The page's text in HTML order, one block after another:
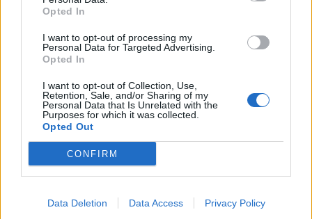
Opted In
I want to opt-out of processing my
Personal Data for Targeted Advertising.
Opted In
I want to opt-out of Collection, Use,
Retention, Sale, and/or Sharing of my
Personal Data that Is Unrelated with the
Purposes for which it was collected.
Opted Out
CONFIRM
Data Deletion Data Access Privacy Policy